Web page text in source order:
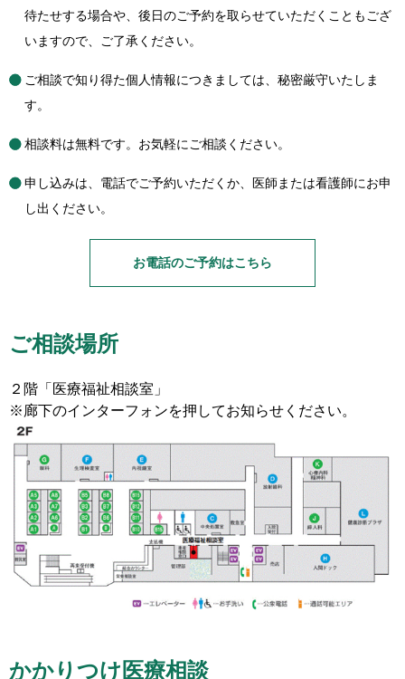
待たせする場合や、後日のご予約を取らせていただくこともござ
いますので、ご了承ください。
ご相談で知り得た個人情報につきましては、秘密厳守いたしま
す。
相談料は無料です。お気軽にご相談ください。
申し込みは、電話でご予約いただくか、医師または看護師にお申
し出ください。
お電話のご予約はこちら
ご相談場所
２階「医療福祉相談室」
※廊下のインターフォンを押してお知らせください。
かかりつけ医療相談